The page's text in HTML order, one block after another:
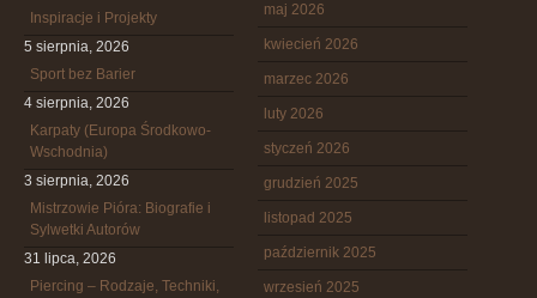
Inspiracje i Projekty
5 sierpnia, 2026
Sport bez Barier
4 sierpnia, 2026
Karpaty (Europa Środkowo-
Wschodnia)
3 sierpnia, 2026
Mistrzowie Pióra: Biografie i
Sylwetki Autorów
31 lipca, 2026
Piercing – Rodzaje, Techniki,
maj 2026
kwiecień 2026
marzec 2026
luty 2026
styczeń 2026
grudzień 2025
listopad 2025
październik 2025
wrzesień 2025